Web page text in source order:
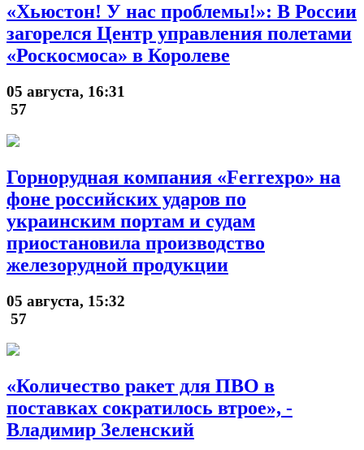
«Хьюстон! У нас проблемы!»: В России
загорелся Центр управления полетами
«Роскосмоса» в Королеве
05 августа, 16:31
57
Горнорудная компания «Ferrexpo» на
фоне российских ударов по
украинским портам и судам
приостановила производство
железорудной продукции
05 августа, 15:32
57
«Количество ракет для ПВО в
поставках сократилось втрое», -
Владимир Зеленский